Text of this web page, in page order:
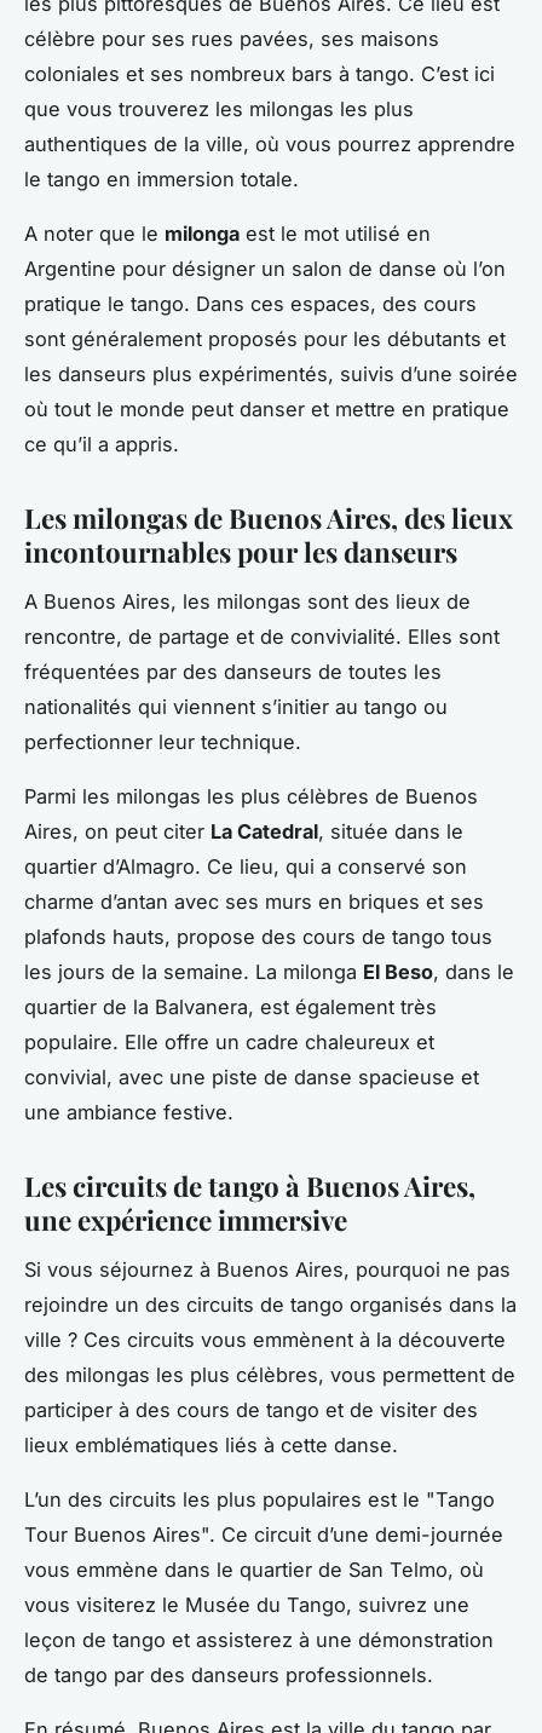
célèbre pour ses rues pavées, ses maisons
coloniales et ses nombreux bars à tango. C’est ici
que vous trouverez les milongas les plus
authentiques de la ville, où vous pourrez apprendre
le tango en immersion totale.
A noter que le milonga est le mot utilisé en
Argentine pour désigner un salon de danse où l’on
pratique le tango. Dans ces espaces, des cours
sont généralement proposés pour les débutants et
les danseurs plus expérimentés, suivis d’une soirée
où tout le monde peut danser et mettre en pratique
ce qu’il a appris.
Les milongas de Buenos Aires, des lieux
incontournables pour les danseurs
A Buenos Aires, les milongas sont des lieux de
rencontre, de partage et de convivialité. Elles sont
fréquentées par des danseurs de toutes les
nationalités qui viennent s’initier au tango ou
perfectionner leur technique.
Parmi les milongas les plus célèbres de Buenos
Aires, on peut citer La Catedral, située dans le
quartier d’Almagro. Ce lieu, qui a conservé son
charme d’antan avec ses murs en briques et ses
plafonds hauts, propose des cours de tango tous
les jours de la semaine. La milonga El Beso, dans le
quartier de la Balvanera, est également très
populaire. Elle offre un cadre chaleureux et
convivial, avec une piste de danse spacieuse et
une ambiance festive.
Les circuits de tango à Buenos Aires,
une expérience immersive
Si vous séjournez à Buenos Aires, pourquoi ne pas
rejoindre un des circuits de tango organisés dans la
ville ? Ces circuits vous emmènent à la découverte
des milongas les plus célèbres, vous permettent de
participer à des cours de tango et de visiter des
lieux emblématiques liés à cette danse.
L’un des circuits les plus populaires est le "Tango
Tour Buenos Aires". Ce circuit d’une demi-journée
vous emmène dans le quartier de San Telmo, où
vous visiterez le Musée du Tango, suivrez une
leçon de tango et assisterez à une démonstration
de tango par des danseurs professionnels.